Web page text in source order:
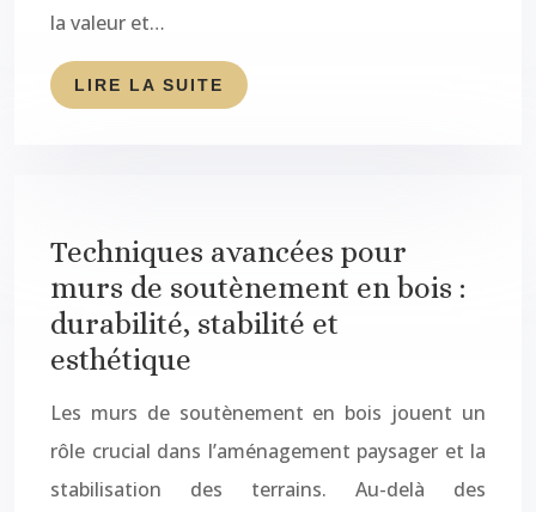
la valeur et…
LIRE LA SUITE
Techniques avancées pour
murs de soutènement en bois :
durabilité, stabilité et
esthétique
Les murs de soutènement en bois jouent un
rôle crucial dans l’aménagement paysager et la
stabilisation des terrains. Au-delà des